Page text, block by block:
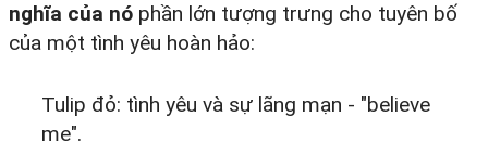
nghĩa của nó phần lớn tượng trưng cho tuyên bố
của một tình yêu hoàn hảo:
Tulip đỏ: tình yêu và sự lãng mạn - "believe
me".